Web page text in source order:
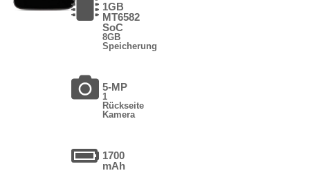
1GB
MT6582
SoC
8GB
Speicherung
5-MP
1
Rückseite
Kamera
1700
mAh